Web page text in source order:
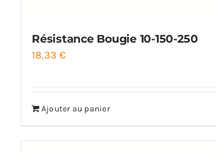
Résistance Bougie 10-150-250
18,33€
Ajouter au panier